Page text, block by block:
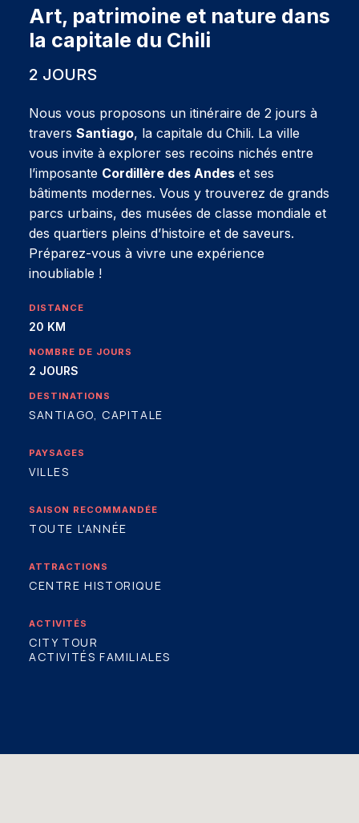
Art, patrimoine et nature dans
la capitale du Chili
2 JOURS
Nous vous proposons un itinéraire de 2 jours à
travers Santiago, la capitale du Chili. La ville
vous invite à explorer ses recoins nichés entre
l’imposante Cordillère des Andes et ses
bâtiments modernes. Vous y trouverez de grands
parcs urbains, des musées de classe mondiale et
des quartiers pleins d’histoire et de saveurs.
Préparez-vous à vivre une expérience
inoubliable !
DISTANCE
20 KM
NOMBRE DE JOURS
2 JOURS
DESTINATIONS
SANTIAGO, CAPITALE
PAYSAGES
VILLES
SAISON RECOMMANDÉE
TOUTE L'ANNÉE
ATTRACTIONS
CENTRE HISTORIQUE
ACTIVITÉS
CITY TOUR
ACTIVITÉS FAMILIALES